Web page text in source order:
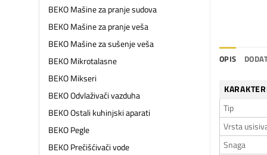
BEKO Mašine za pranje sudova
BEKO Mašine za pranje veša
BEKO Mašine za sušenje veša
BEKO Mikrotalasne
BEKO Mikseri
BEKO Odvlaživači vazduha
BEKO Ostali kuhinjski aparati
BEKO Pegle
BEKO Prečišćivači vode
OPIS
Tip
Vrsta
Snaga